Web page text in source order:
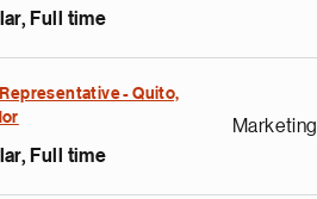
Full time
- Quito,
Full time
Marketing